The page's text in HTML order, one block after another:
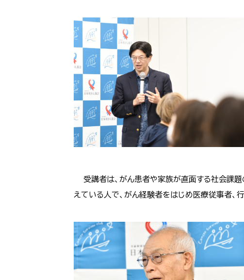
受講者は、がん患者や家族が直面する社会課題
えている人で、がん経験者をはじめ医療従事者